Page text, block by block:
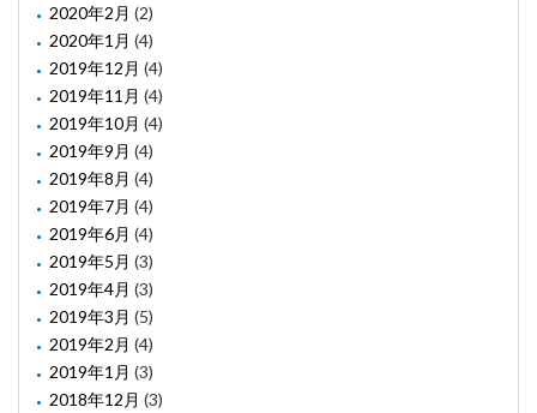
2020年2月 (2)
2020年1月 (4)
2019年12月 (4)
2019年11月 (4)
2019年10月 (4)
2019年9月 (4)
2019年8月 (4)
2019年7月 (4)
2019年6月 (4)
2019年5月 (3)
2019年4月 (3)
2019年3月 (5)
2019年2月 (4)
2019年1月 (3)
2018年12月 (3)